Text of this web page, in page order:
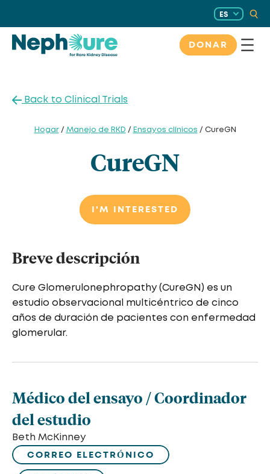
contenido
ES
DONAR
Back to Clinical Trials
Hogar/ Manejo de RKD / Ensayos clínicos / CureGN
CureGN
I'M INTERESTED
Breve descripción
Cure Glomerulonephropathy (CureGN) es un
estudio observacional multicéntrico de cinco
años de duración de pacientes con enfermedad
glomerular.
Médico del ensayo / Coordinador
del estudio
Beth McKinney
CORREO ELECTRÓNICO